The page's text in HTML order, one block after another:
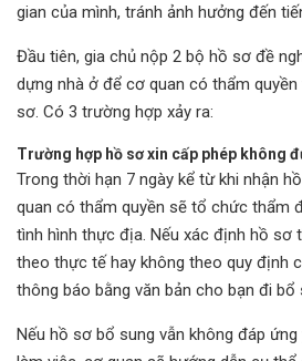
gian của mình, tránh ảnh hưởng đến
Đầu tiên, gia chủ nộp 2 bộ hồ sơ đề
dựng nhà ở để cơ quan có thẩm
sơ. Có 3 trường hợp xảy ra:
Trường hợp hồ sơ xin cấp phép không
Trong thời hạn 7 ngày kể từ khi nhận
quan có thẩm quyền sẽ tổ chức thẩm
tình hình thực địa. Nếu xác định hồ sơ
theo thực tế hay không theo quy định
thông báo bằng văn bản cho bạn đi bổ
Nếu hồ sơ bổ sung vẫn không đáp